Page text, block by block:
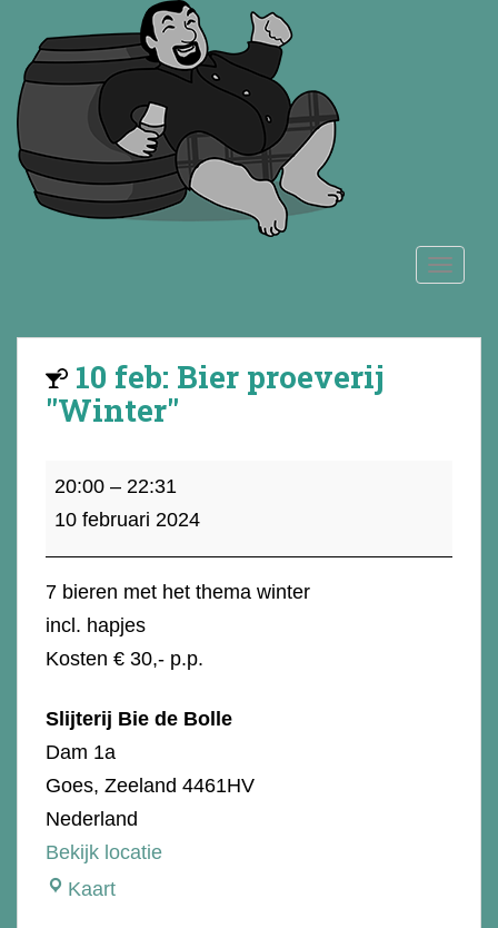
10 feb: Bier proeverij
"Winter"
10
feb:
20:00 – 22:31
10 februari 2024
7 bieren met het thema winter
incl. hapjes
Kosten € 30,- p.p.
Slijterij Bie de Bolle
Dam 1a
Goes, Zeeland 4461HV
Nederland
Bekijk locatie
KaartSlijterij